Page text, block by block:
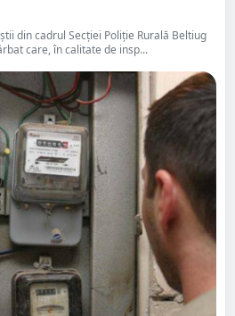
din cadrul Secției Poliție Rurală Beltiug
care, în calitate de insp...